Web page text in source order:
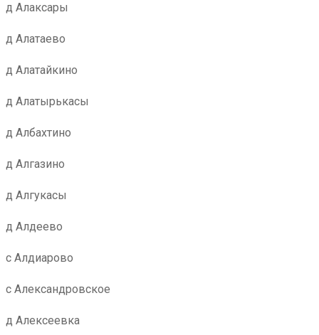
д Алаксары
д Алатаево
д Алатайкино
д Алатырькасы
д Албахтино
д Алгазино
д Алгукасы
д Алдеево
с Алдиарово
с Александровское
д Алексеевка